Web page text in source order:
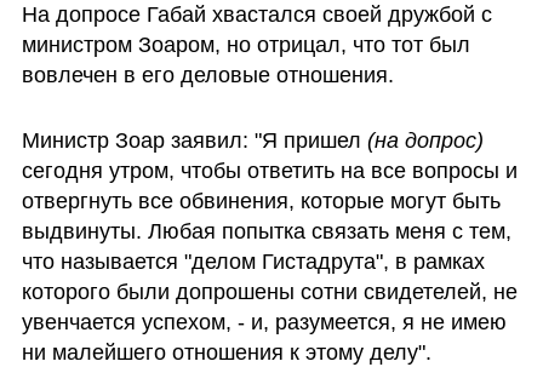
На допросе Габай хвастался своей дружбой с
министром Зоаром, но отрицал, что тот был
вовлечен в его деловые отношения.
Министр Зоар заявил: "Я пришел (на допрос)
сегодня утром, чтобы ответить на все вопросы и
отвергнуть все обвинения, которые могут быть
выдвинуты. Любая попытка связать меня с тем,
что называется "делом Гистадрута", в рамках
которого были допрошены сотни свидетелей, не
увенчается успехом, - и, разумеется, я не имею
ни малейшего отношения к этому делу".